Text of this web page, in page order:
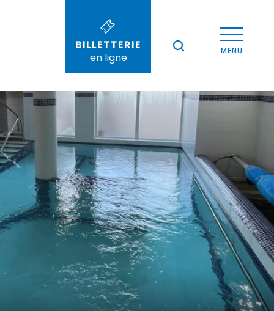
--°
BILLETTERIE
en ligne
MENU